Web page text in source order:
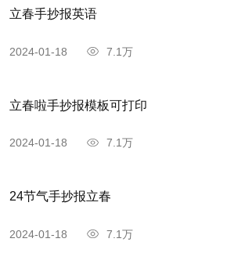
立春手抄报英语
2024-01-18 7.1万
立春啦手抄报模板可打印
2024-01-18 7.1万
24节气手抄报立春
2024-01-18 7.1万